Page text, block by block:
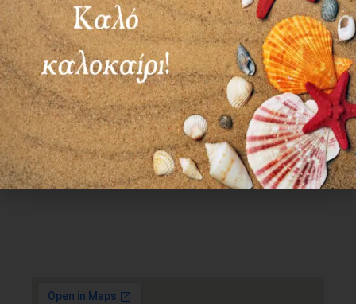
Χρήσιμα Links
Όροι Χρήσης
Πολιτική απορρήτου
Τρόποι πληρωμής
Τρόποι αποστολής